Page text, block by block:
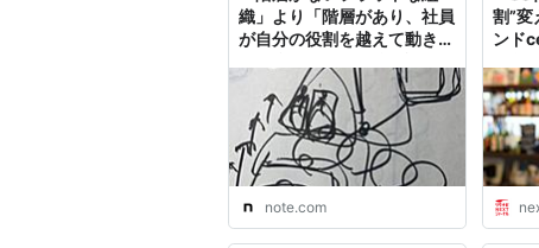
織」より「階層があり、社員
が自分の役割を越えて動き回
考える。｜面白法人カヤック
人事部
note.com
割”変
ンド
- リ